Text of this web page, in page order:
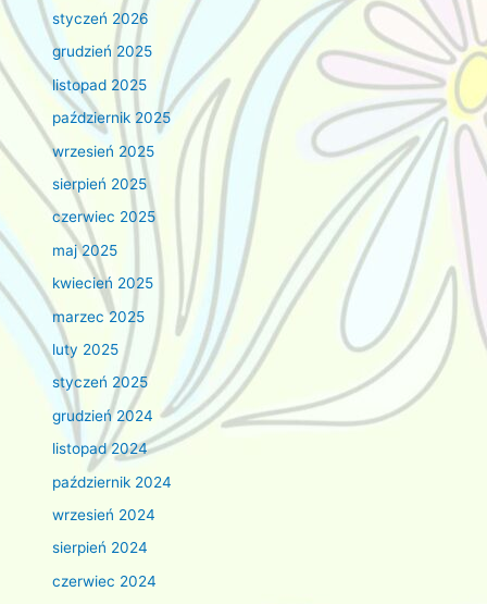
styczeń 2026
grudzień 2025
listopad 2025
październik 2025
wrzesień 2025
sierpień 2025
czerwiec 2025
maj 2025
kwiecień 2025
marzec 2025
luty 2025
styczeń 2025
grudzień 2024
listopad 2024
październik 2024
wrzesień 2024
sierpień 2024
czerwiec 2024